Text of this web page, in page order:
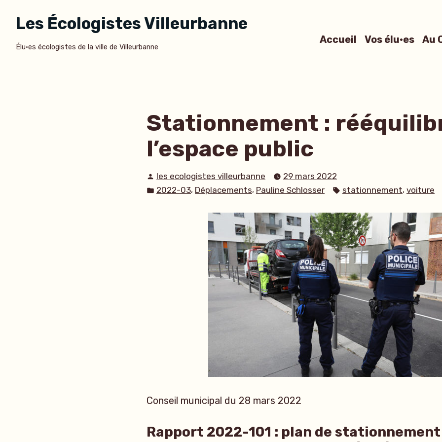
Les Écologistes Villeurbanne
Élu·es écologistes de la ville de Villeurbanne
Accueil Vos élu·es Au
Stationnement :
l’espace public
Publié
par
les ecologistes villeurbanne
29 mars 2022
Publié
2022-03, Déplacements, Pauline Schlosser Étiquettes :
stationnement, voiture
Conseil municipal du 28 mars 2022
Rapport 2022-101 : plan de